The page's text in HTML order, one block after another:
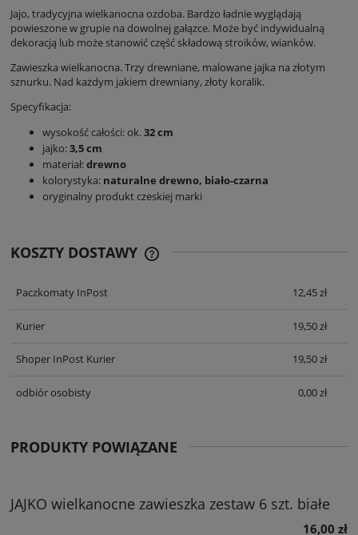
Jajo, tradycyjna wielkanocna ozdoba. Bardzo ładnie wyglądają
powieszone w grupie na dowolnej gałązce. Może być indywidualną
dekoracją lub może stanowić część składową stroików, wianków.
Zawieszka wielkanocna. Trzy drewniane, malowane jajka na złotym
sznurku. Nad każdym jakiem drewniany, złoty koralik.
Specyfikacja:
wysokość całości: ok.32 cm
jajko:3,5 cm
materiał:drewno
kolorystyka: naturalne drewno, biało-czarna
oryginalny produkt czeskiej marki
KOSZTY DOSTAWY
Paczkomaty InPost
12,45 zł
Kurier 19,50 zł
Shoper InPost Kurier 19,50 zł
odbiór osobisty 0,00 zł
PRODUKTY POWIĄZANE
JAJKO wielkanocne zawieszka zestaw 6 szt. białe
16,00 zł